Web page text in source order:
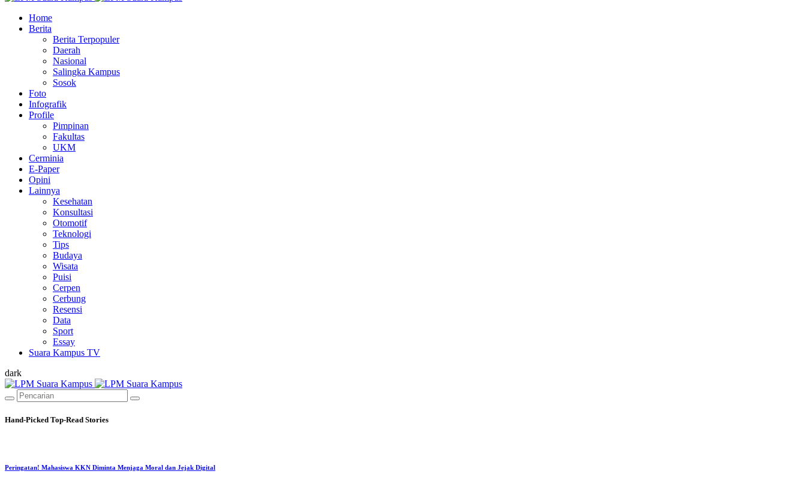
Home
Berita
Berita Terpopuler
Daerah
Nasional
Salingka Kampus
Sosok
Foto
Infografik
Profile
Pimpinan
Fakultas
UKM
Cerminia
E-Paper
Opini
Lainnya
Kesehatan
Konsultasi
Otomotif
Teknologi
Tips
Budaya
Wisata
Puisi
Cerpen
Cerbung
Resensi
Data
Sport
Essay
Suara Kampus TV
dark
Hand-Picked Top-Read Stories
Peringatan! Mahasiswa KKN Diminta Menjaga Moral dan Jejak Digital